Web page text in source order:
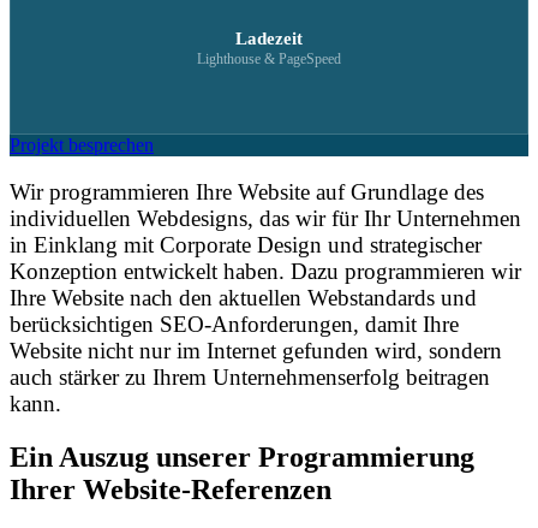
Ladezeit
Lighthouse & PageSpeed
Projekt besprechen
Wir programmieren Ihre Website auf Grundlage des
individuellen Webdesigns, das wir für Ihr Unternehmen
in Einklang mit Corporate Design und strategischer
Konzeption entwickelt haben. Dazu programmieren wir
Ihre Website nach den aktuellen Webstandards und
berücksichtigen SEO-Anforderungen, damit Ihre
Website nicht nur im Internet gefunden wird, sondern
auch stärker zu Ihrem Unternehmenserfolg beitragen
kann.
Ein Auszug unserer Programmierung
Ihrer Website-Referenzen